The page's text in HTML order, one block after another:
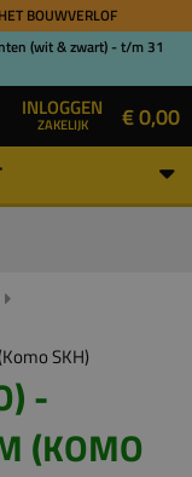
BOUWVERLOF
(wit & zwart) - t/m 31
INLOGGEN
ZAKELIJK € 0,00
SKH)
-
(KOMO